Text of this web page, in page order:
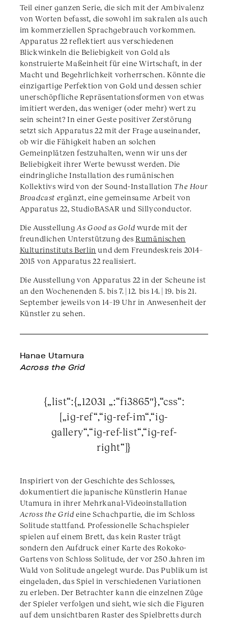
Teil einer ganzen Serie, die sich mit der Ambivalenz
von Worten befasst, die sowohl im sakralen als auch
im kommerziellen Sprachgebrauch vorkommen.
Apparatus 22 reflektiert aus verschiedenen
Blickwinkeln die Beliebigkeit von Gold als
konstruierte Maßeinheit für eine Wirtschaft, in der
Macht und Begehrlichkeit vorherrschen. Könnte die
einzigartige Perfektion von Gold und dessen schier
unerschöpfliche Repräsentationsformen von etwas
imitiert werden, das weniger (oder mehr) wert zu
sein scheint? In einer Geste positiver Zerstörung
setzt sich Apparatus 22 mit der Frage auseinander,
ob wir die Fähigkeit haben an solchen
Gemeinplätzen festzuhalten, wenn wir uns der
Beliebigkeit ihrer Werte bewusst werden. Die
eindringliche Installation des rumänischen
Kollektivs wird von der Sound-Installation The Hour
Broadcast ergänzt, eine gemeinsame Arbeit von
Apparatus 22, StudioBASAR und Sillyconductor.
Die Ausstellung As Good as Gold wurde mit der
freundlichen Unterstützung desRumänischen
Kulturinstituts Berlin und dem Freundeskreis 2014–
2015 von Apparatus 22 realisiert.
Die Ausstellung von Apparatus 22 in der Scheune ist
an den Wochenenden 5. bis 7. | 12. bis 14. | 19. bis 21.
September jeweils von 14–19 Uhr in Anwesenheit der
Künstler zu sehen.
Hanae Utamura
Across the Grid
{„list“:{„12031 „:“fi3865″},“css“:
[„ig-ref“,“ig-ref-im“,“ig-
gallery“,“ig-ref-list“,“ig-ref-
right“]}
Inspiriert von der Geschichte des Schlosses,
dokumentiert die japanische Künstlerin Hanae
Utamura in ihrer Mehrkanal-Videoinstallation
Across the Grid eine Schachpartie, die im Schloss
Solitude stattfand. Professionelle Schachspieler
spielen auf einem Brett, das kein Raster trägt
sondern den Aufdruck einer Karte des Rokoko-
Gartens von Schloss Solitude, der vor 250 Jahren im
Wald von Solitude angelegt wurde. Das Publikum ist
eingeladen, das Spiel in verschiedenen Variationen
zu erleben. Der Betrachter kann die einzelnen Züge
der Spieler verfolgen und sieht, wie sich die Figuren
auf dem unsichtbaren Raster des Spielbretts durch